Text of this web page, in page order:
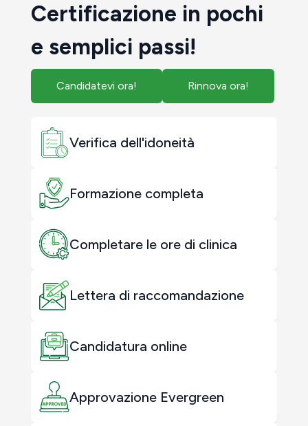
Certificazione in pochi
e semplici passi!
Candidatevi ora! Rinnova ora!
Verifica dell'idoneità
Formazione completa
Completare le ore di clinica
Lettera di raccomandazione
Candidatura online
Approvazione Evergreen